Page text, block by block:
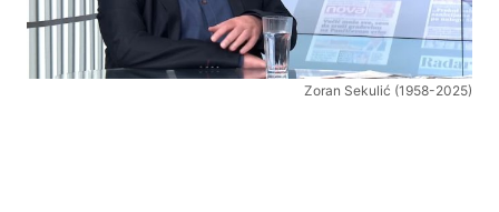
Zoran Sekulić (1958-2025)